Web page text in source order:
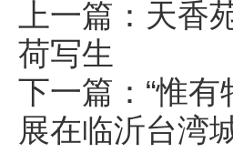
上一篇： 天香
荷写生
下一篇： “惟
展在临沂台湾